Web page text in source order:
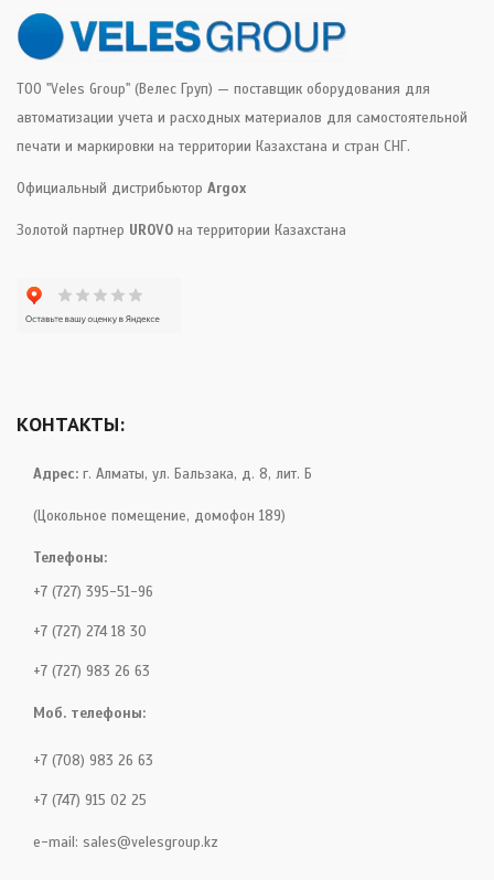
ТОО "Veles Group" (Велес Груп) — поставщик оборудования для
автоматизации учета и расходных материалов для самостоятельной
печати и маркировки на территории Казахстана и стран СНГ.
Официальный дистрибьютор Argox
Золотой партнер UROVO на территории Казахстана
КОНТАКТЫ:
Адрес: г. Алматы, ул. Бальзака, д. 8, лит. Б
(Цокольное помещение, домофон 189)
Телефоны:
+7 (727) 395-51-96
+7 (727) 274 18 30
+7 (727) 983 26 63
Моб. телефоны:
+7 (708) 983 26 63
+7 (747) 915 02 25
e-mail: sales@velesgroup.kz